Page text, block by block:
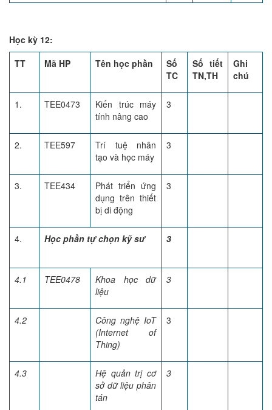
Học kỳ 12:
TT
Mã HP Tên học phần
Số
TC
Số tiết
TN,TH
Ghi
chú
1. TEE0473
Kiến trúc máy
tính nâng cao
3
2. TEE597
Trí tuệ nhân
tạo và học máy
3
3. TEE434
Phát triển ứng
dụng trên thiết
bị di động
3
4. Học phần tự chọn kỹ sư 3
4.1 TEE0478
Khoa học dữ
liệu
3
4.2
Công nghệ IoT
(Internet of
Thing)
3
4.3
Hệ quản trị cơ
sở dữ liệu phân
tán
3